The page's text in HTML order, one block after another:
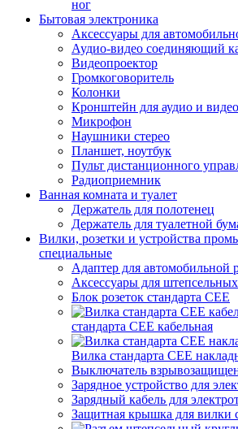
ног
Бытовая электроника
Аксессуары для
Аудио-видео соединяющий
Видеопроектор
Громкоговоритель
Колонки
Кронштейн для аудио и
Микрофон
Наушники стерео
Планшет, ноутбук
Пульт дистанционного
Радиоприемник
Ванная комната и туалет
Держатель для полотенец
Держатель для туалетной
Вилки, розетки и устройства
специальные
Адаптер для автомобильной
Аксессуары для
Блок розеток стандарта CEE
стандарта CEE кабельная
Вилка стандарта CEE
Выключатель
Зарядное устройство для
Зарядный кабель для
Защитная крышка для вилки